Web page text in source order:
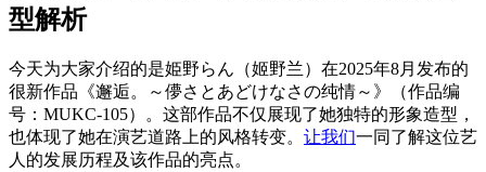
型解析
今天为大家介绍的是姫野らん（姬野兰）在2025年8月发布的
很新作品《邂逅。～儚さとあどけなさの纯情～》（作品编
号：MUKC-105）。这部作品不仅展现了她独特的形象造型，
也体现了她在演艺道路上的风格转变。 让我们一同了解这位艺
人的发展历程及该作品的亮点。